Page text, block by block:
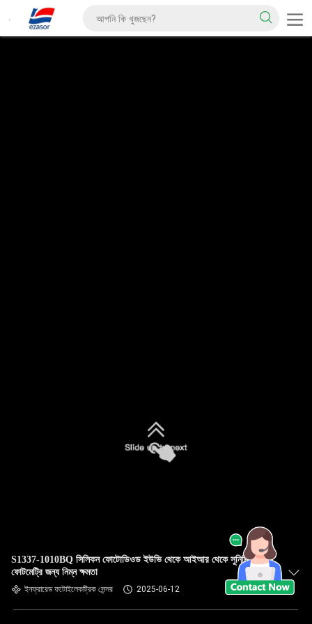
S1337-1010BQ সিলিকন ফোটোডিওড ইউভি থেকে আইআর থেকে সুনির্দিষ্ট
ফোটমেট্রি জন্য নিম্ন ক্ষমতা
ইনফ্রারেড ফটোইলেকট্রিক সেন্সর 2025-06-12